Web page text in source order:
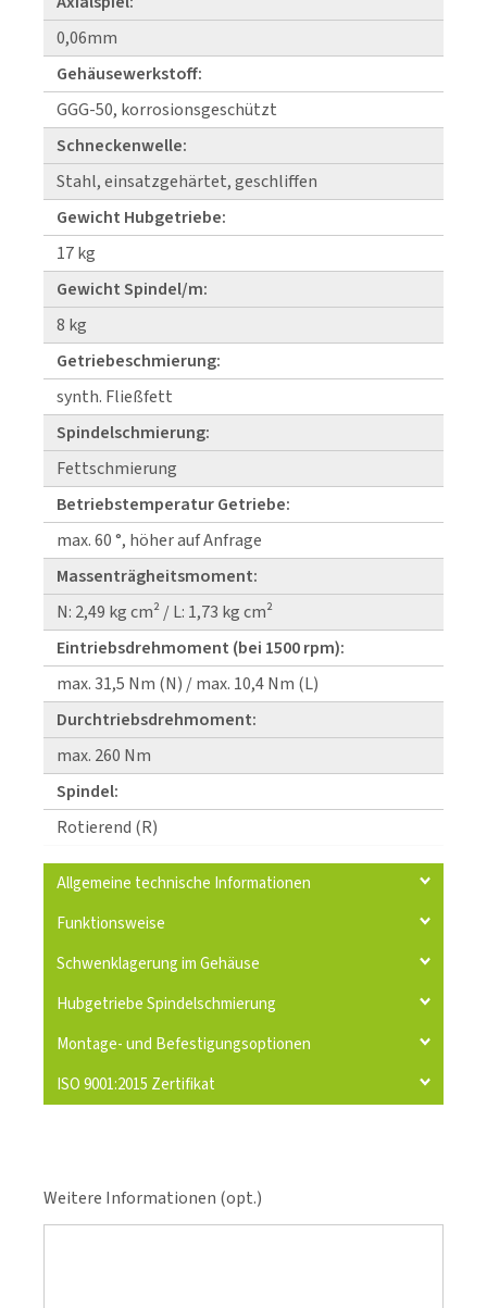
0,06mm
Gehäusewerkstoff:
GGG-50, korrosionsgeschützt
Schneckenwelle:
Stahl, einsatzgehärtet, geschliffen
Gewicht Hubgetriebe:
17 kg
Gewicht Spindel/m:
8 kg
Getriebeschmierung:
synth. Fließfett
Spindelschmierung:
Fettschmierung
Betriebstemperatur Getriebe:
max. 60 °, höher auf Anfrage
Massenträgheitsmoment:
N: 2,49 kg cm² / L: 1,73 kg cm²
Eintriebsdrehmoment (bei 1500 rpm):
max. 31,5 Nm (N) / max. 10,4 Nm (L)
Durchtriebsdrehmoment:
max. 260 Nm
Spindel:
Rotierend (R)
Allgemeine technische Informationen
Funktionsweise
Schwenklagerung im Gehäuse
Hubgetriebe Spindelschmierung
Montage- und Befestigungsoptionen
ISO 9001:2015 Zertifikat
Weitere Informationen (opt.)